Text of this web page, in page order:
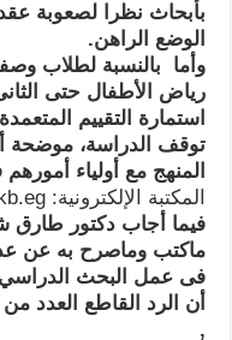
بأبحاث نظرا لصعوبة
الوضع الراهن.
وأما بالنسبة لطلاب
رياض الأطفال حتى
استمارة التقييم
توقف الدراسة، موضحة
المنهج مع أولياء
المكتبة الإلكترونية: https://study.ekb.eg
فيما أجاب دكتور
ماكتب وماصرح به عن
فى عمل البحث
,